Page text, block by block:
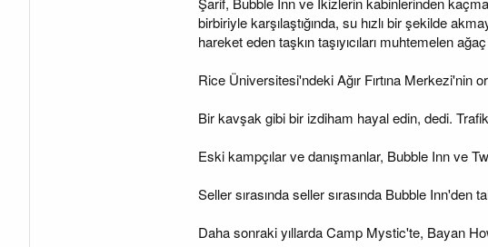
birbiriyle karşılaştığında, su hızlı bir şekilde
hareket eden taşkın taşıyıcıları muhtemelen
Rice Üniversitesi'ndeki Ağır Fırtına
Bir kavşak gibi bir izdiham hayal edin, dedi.
Eski kampçılar ve danışmanlar, Bubble Inn ve
Seller sırasında seller sırasında Bubble Inn'den
Daha sonraki yıllarda Camp Mystic'te, Bayan